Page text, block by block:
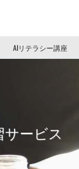
AIリテラシー講座
ービス